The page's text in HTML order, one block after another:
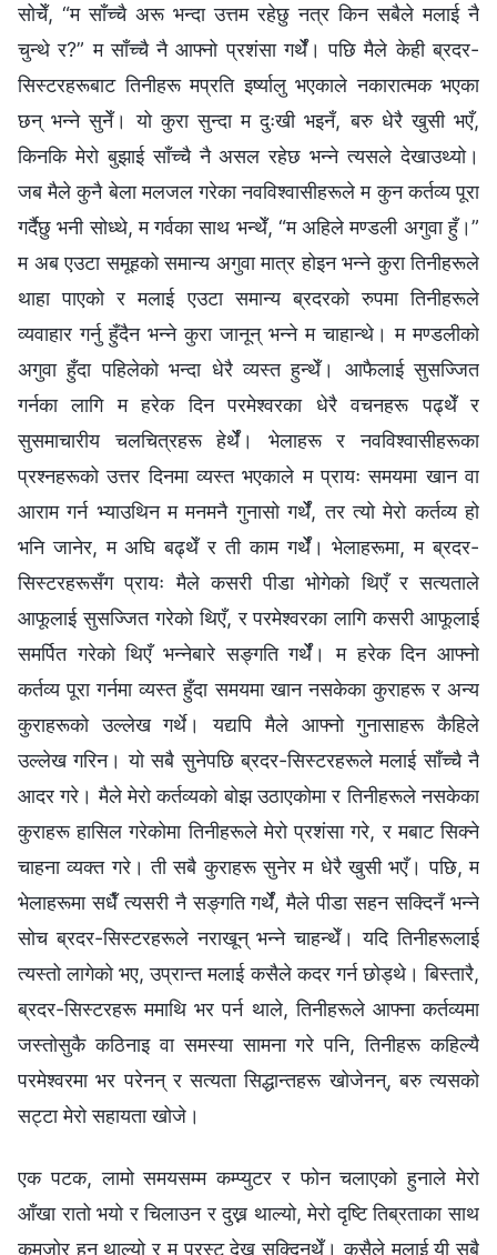
सोचेँ, “म साँच्चै अरू भन्दा उत्तम रहेछु नत्र किन सबैले मलाई नै
चुन्थे र?” म साँच्चै नै आफ्नो प्रशंसा गर्थेँ। पछि मैले केही ब्रदर-
सिस्टरहरूबाट तिनीहरू मप्रति इर्ष्यालु भएकाले नकारात्मक भएका
छन् भन्ने सुनेँ। यो कुरा सुन्दा म दुःखी भइनँ, बरु धेरै खुसी भएँ,
किनकि मेरो बुझाई साँच्चै नै असल रहेछ भन्ने त्यसले देखाउथ्यो।
जब मैले कुनै बेला मलजल गरेका नवविश्वासीहरूले म कुन कर्तव्य पूरा
गर्दैछु भनी सोध्थे, म गर्वका साथ भन्थेँ, “म अहिले मण्डली अगुवा हुँ।”
म अब एउटा समूहको समान्य अगुवा मात्र होइन भन्ने कुरा तिनीहरूले
थाहा पाएको र मलाई एउटा समान्य ब्रदरको रुपमा तिनीहरूले
व्यवाहार गर्नु हुँदैन भन्ने कुरा जानून् भन्ने म चाहान्थे। म मण्डलीको
अगुवा हुँदा पहिलेको भन्दा धेरै व्यस्त हुन्थेँ। आफैलाई सुसज्जित
गर्नका लागि म हरेक दिन परमेश्‍वरका धेरै वचनहरू पढ्थेँ र
सुसमाचारीय चलचित्रहरू हेर्थेँ। भेलाहरू र नवविश्वासीहरूका
प्रश्नहरूको उत्तर दिनमा व्यस्त भएकाले म प्रायः समयमा खान वा
आराम गर्न भ्याउथिन म मनमनै गुनासो गर्थेँ, तर त्यो मेरो कर्तव्य हो
भनि जानेर, म अघि बढ्थेँ र ती काम गर्थेँ। भेलाहरूमा, म ब्रदर-
सिस्टरहरूसँग प्रायः मैले कसरी पीडा भोगेको थिएँ र सत्यताले
आफूलाई सुसज्जित गरेको थिएँ, र परमेश्‍वरका लागि कसरी आफूलाई
समर्पित गरेको थिएँ भन्नेबारे सङ्गति गर्थेँ। म हरेक दिन आफ्नो
कर्तव्य पूरा गर्नमा व्यस्त हुँदा समयमा खान नसकेका कुराहरू र अन्य
कुराहरूको उल्लेख गर्थे। यद्यपि मैले आफ्नो गुनासाहरू कैहिले
उल्लेख गरिन। यो सबै सुनेपछि ब्रदर-सिस्टरहरूले मलाई साँच्चै नै
आदर गरे। मैले मेरो कर्तव्यको बोझ उठाएकोमा र तिनीहरूले नसकेका
कुराहरू हासिल गरेकोमा तिनीहरूले मेरो प्रशंसा गरे, र मबाट सिक्ने
चाहना व्यक्त गरे। ती सबै कुराहरू सुनेर म धेरै खुसी भएँ। पछि, म
भेलाहरूमा सधैँ त्यसरी नै सङ्गति गर्थेँ, मैले पीडा सहन सक्दिनँ भन्ने
सोच ब्रदर-सिस्टरहरूले नराखून् भन्ने चाहन्थेँ। यदि तिनीहरूलाई
त्यस्तो लागेको भए, उप्रान्त मलाई कसैले कदर गर्न छोड्थे। बिस्तारै,
ब्रदर-सिस्टरहरू ममाथि भर पर्न थाले, तिनीहरूले आफ्ना कर्तव्यमा
जस्तोसुकै कठिनाइ वा समस्या सामना गरे पनि, तिनीहरू कहिल्यै
परमेश्‍वरमा भर परेनन् र सत्यता सिद्धान्तहरू खोजेनन्, बरु त्यसको
सट्टा मेरो सहायता खोजे।
एक पटक, लामो समयसम्म कम्प्युटर र फोन चलाएको हुनाले मेरो
आँखा रातो भयो र चिलाउन र दुख्न थाल्यो, मेरो दृष्टि तिब्रताका साथ
कमजोर हुन थाल्यो र म प्रस्ट देख्न सक्दिनथेँ। कसैले मलाई यी सबै